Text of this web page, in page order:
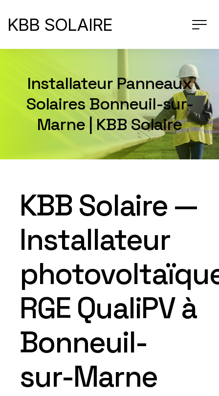
KBB SOLAIRE
Installateur Panneaux
Solaires Bonneuil-sur-
Marne | KBB Solaire
KBB Solaire —
Installateur
RGE QualiPV à
Bonneuil-
sur-Marne